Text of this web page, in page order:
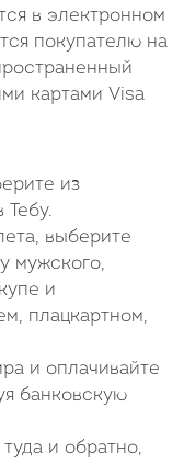
в электронном
покупателю на
картами Visa
из
Тебу.
выберите
мужского,
и
плацкартном,
и оплачивайте
банковскую
и обратно,